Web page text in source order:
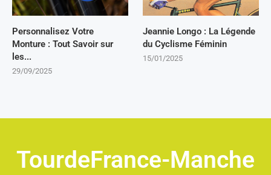
Personnalisez Votre
Monture : Tout Savoir sur
les...
29/09/2025
Jeannie Longo : La Légende
du Cyclisme Féminin
15/01/2025
TourdeFrance-Manche